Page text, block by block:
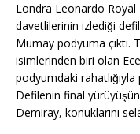
Londra Leonardo Royal
davetlilerinin izlediği
Mumay podyuma çıktı.
isimlerinden biri olan
podyumdaki
Defilenin final
Demiray, konuklarını